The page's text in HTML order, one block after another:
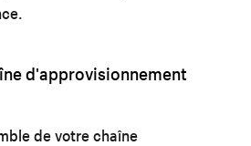
d'approvisionnement
de votre chaîne